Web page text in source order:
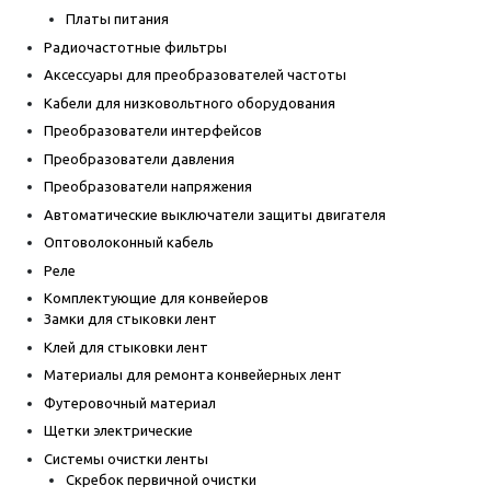
Платы питания
Радиочастотные фильтры
Аксессуары для преобразователей частоты
Кабели для низковольтного оборудования
Преобразователи интерфейсов
Преобразователи давления
Преобразователи напряжения
Автоматические выключатели защиты двигателя
Оптоволоконный кабель
Реле
Комплектующие для конвейеров
Замки для стыковки лент
Клей для стыковки лент
Материалы для ремонта конвейерных лент
Футеровочный материал
Щетки электрические
Системы очистки ленты
Скребок первичной очистки